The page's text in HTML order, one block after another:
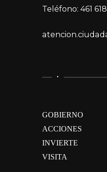
Teléfono: 461
.
GOBIERNO
ACCIONES
INVIERTE
VISITA